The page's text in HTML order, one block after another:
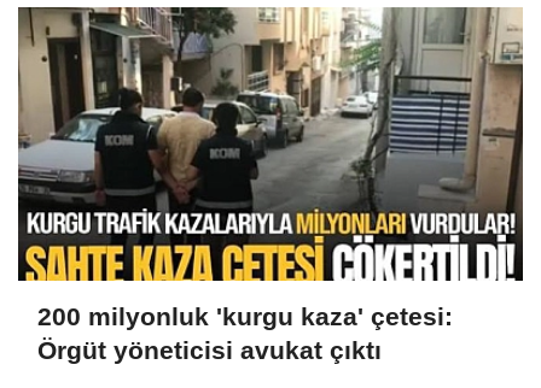
200 milyonluk 'kurgu kaza' çetesi:
Örgüt yöneticisi avukat çıktı